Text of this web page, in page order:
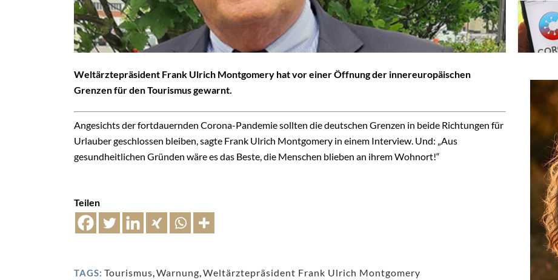
Weltärztepräsident Frank Ulrich Montgomery hat vor einer Öffnung der innereuropäischen
Grenzen für den Tourismus gewarnt.
Angesichts der fortdauernden Corona-Pandemie sollten die deutschen Grenzen in beide Richtungen für
Urlauber geschlossen bleiben, sagte Frank Ulrich Montgomery in einem Interview. Und: „Aus
gesundheitlichen Gründen wäre es das Beste, die Menschen blieben an ihrem Wohnort!“
Teilen
TAGS: Tourismus,Warnung,Weltärztepräsident Frank Ulrich Montgomery